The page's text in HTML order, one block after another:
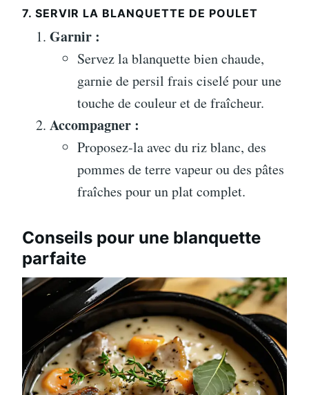
7. SERVIR LA BLANQUETTE DE POULET
Garnir :
Servez la blanquette bien chaude,
garnie de persil frais ciselé pour une
touche de couleur et de fraîcheur.
Accompagner :
Proposez-la avec du riz blanc, des
pommes de terre vapeur ou des pâtes
fraîches pour un plat complet.
Conseils pour une blanquette
parfaite